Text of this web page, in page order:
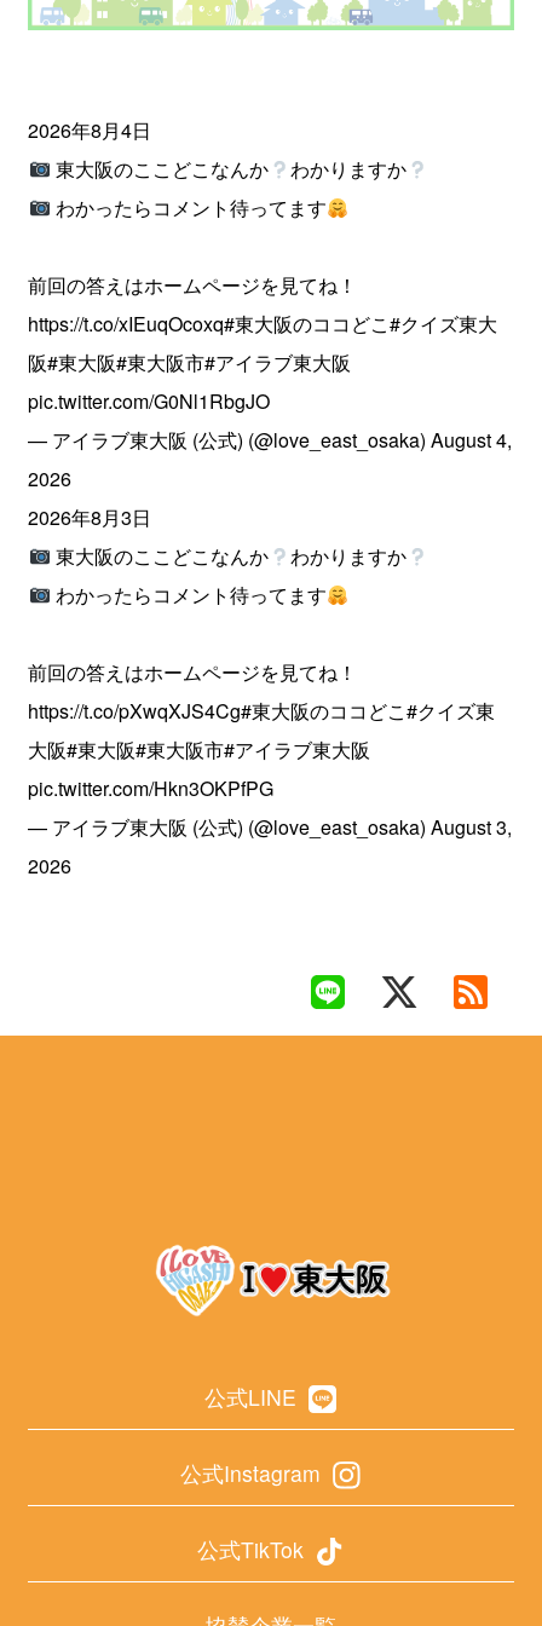
2026年8月4日
東大阪のここどこなんか
わかりますか
わかったらコメント待ってます
前回の答えはホームページを見てね！
https://t.co/xIEuqOcoxq#東大阪のココどこ#クイズ東大
阪#東大阪#東大阪市#アイラブ東大阪
pic.twitter.com/G0Nl1RbgJO
— アイラブ東大阪 (公式) (@love_east_osaka)August 4,
2026
2026年8月3日
東大阪のここどこなんか
わかりますか
わかったらコメント待ってます
前回の答えはホームページを見てね！
https://t.co/pXwqXJS4Cg#東大阪のココどこ#クイズ東
大阪#東大阪#東大阪市#アイラブ東大阪
pic.twitter.com/Hkn3OKPfPG
— アイラブ東大阪 (公式) (@love_east_osaka)August 3,
2026
公式LINE
公式Instagram
公式TikTok